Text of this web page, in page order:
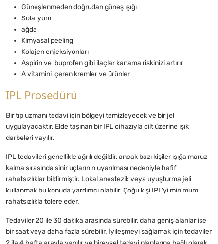
Güneşlenmeden doğrudan güneş ışığı
Solaryum
ağda
Kimyasal peeling
Kolajen enjeksiyonları
Aspirin ve ibuprofen gibi ilaçlar kanama riskinizi artırır
A vitamini içeren kremler ve ürünler
IPL Prosedürü
Bir tıp uzmanı tedavi için bölgeyi temizleyecek ve bir jel
uygulayacaktır. Elde taşınan bir IPL cihazıyla cilt üzerine ışık
darbeleri yayılır.
IPL tedavileri genellikle ağrılı değildir, ancak bazı kişiler ışığa maruz
kalma sırasında sinir uçlarının uyarılması nedeniyle hafif
rahatsızlıklar bildirmiştir. Lokal anestezik veya uyuşturma jeli
kullanmak bu konuda yardımcı olabilir. Çoğu kişi IPL'yi minimum
rahatsızlıkla tolere eder.
Tedaviler 20 ile 30 dakika arasında sürebilir, daha geniş alanlar ise
bir saat veya daha fazla sürebilir. İyileşmeyi sağlamak için tedaviler